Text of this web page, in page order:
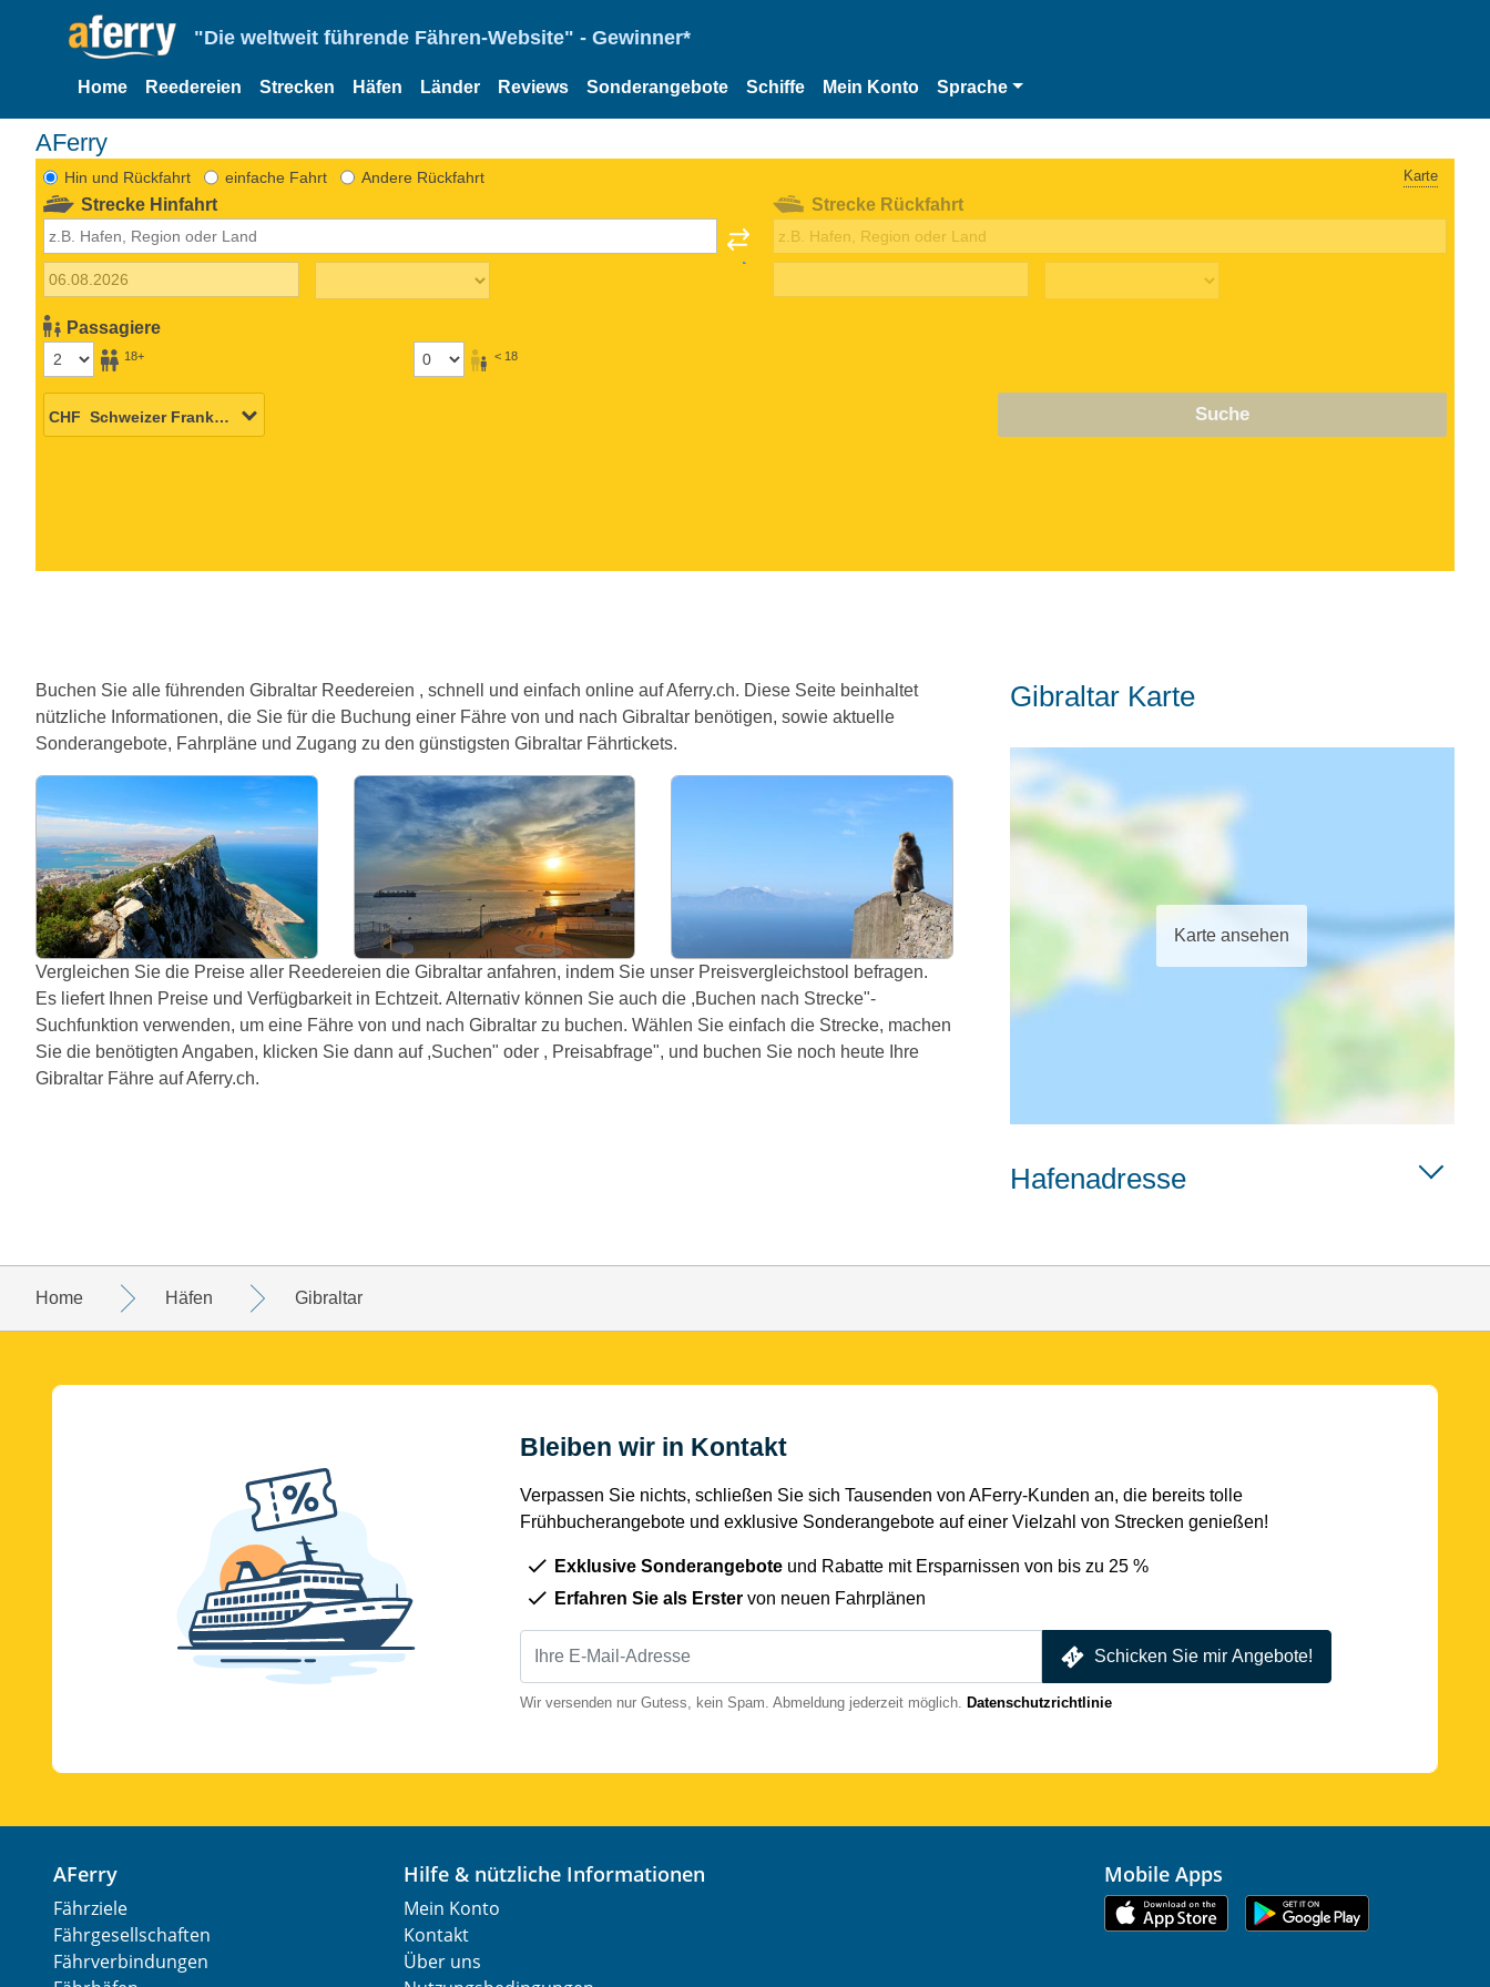
"Die weltweit führende Fähren-Website" - Gewinner*
Home Reedereien Strecken Häfen Länder Reviews Sonderangebote Schiffe Mein Konto Sprache
AFerry
Hin und Rückfahrt einfache Fahrt Andere Rückfahrt Karte
Strecke Hinfahrt
Passagiere
18+ < 18
Strecke Rückfahrt
Suche
Buchen Sie alle führenden Gibraltar Reedereien , schnell und einfach online auf Aferry.ch. Diese Seite beinhaltet
nützliche Informationen, die Sie für die Buchung einer Fähre von und nach Gibraltar benötigen, sowie aktuelle
Sonderangebote, Fahrpläne und Zugang zu den günstigsten Gibraltar Fährtickets.
Vergleichen Sie die Preise aller Reedereien die Gibraltar anfahren, indem Sie unser Preisvergleichstool befragen.
Es liefert Ihnen Preise und Verfügbarkeit in Echtzeit. Alternativ können Sie auch die ,Buchen nach Strecke"-
Suchfunktion verwenden, um eine Fähre von und nach Gibraltar zu buchen. Wählen Sie einfach die Strecke, machen
Sie die benötigten Angaben, klicken Sie dann auf ,Suchen" oder , Preisabfrage", und buchen Sie noch heute Ihre
Gibraltar Fähre auf Aferry.ch.
Gibraltar Karte
Karte ansehen
Hafenadresse
Home Häfen Gibraltar
Bleiben wir in Kontakt
Verpassen Sie nichts, schließen Sie sich Tausenden von AFerry-Kunden an, die bereits tolle
Frühbucherangebote und exklusive Sonderangebote auf einer Vielzahl von Strecken genießen!
Exklusive Sonderangebote und Rabatte mit Ersparnissen von bis zu 25 %
Erfahren Sie als Erster von neuen Fahrplänen
Schicken Sie mir Angebote!
Wir versenden nur Gutess, kein Spam. Abmeldung jederzeit möglich. Datenschutzrichtlinie
AFerry
Fährziele
Fährgesellschaften
Fährverbindungen
Hilfe & nützliche Informationen
Mein Konto
Kontakt
Über uns
Mobile Apps